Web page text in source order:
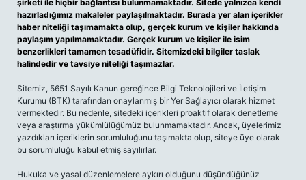
şirketi ile hiçbir bağlantısı bulunmamaktadır. Sitede yalnızca kendi
hazırladığımız makaleler paylaşılmaktadır. Burada yer alan içerikler
haber niteliği taşımamakta olup, gerçek kurum ve kişiler hakkında
paylaşım yapılmamaktadır. Gerçek kurum ve kişiler ile isim
benzerlikleri tamamen tesadüfidir. Sitemizdeki bilgiler taslak
halindedir ve tavsiye niteliği taşımazlar.
Sitemiz, 5651 Sayılı Kanun gereğince Bilgi Teknolojileri ve İletişim
Kurumu (BTK) tarafından onaylanmış bir Yer Sağlayıcı olarak hizmet
vermektedir. Bu nedenle, sitedeki içerikleri proaktif olarak denetleme
veya araştırma yükümlülüğümüz bulunmamaktadır. Ancak, üyelerimiz
yazdıkları içeriklerin sorumluluğunu taşımakta olup, siteye üye olarak
bu sorumluluğu kabul etmiş sayılırlar.
Hukuka ve yasal düzenlemelere aykırı olduğunu düşündüğünüz